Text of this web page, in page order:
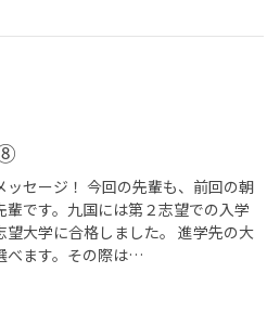
セージ！ 今回の先輩も、前回の朝
です。九国には第２志望での入学
大学に合格しました。 進学先の大
べます。その際は…